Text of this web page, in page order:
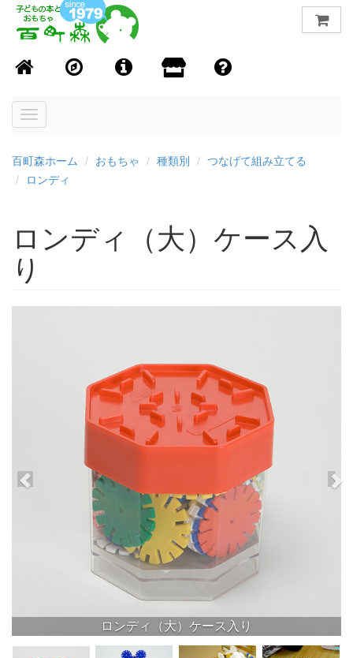
Toggle
百町森ホーム おもちゃ 種類別
つなげて組み立てる
ロンディ
ロンディ（大）ケース入
り
ロンディ（大）ケース入り